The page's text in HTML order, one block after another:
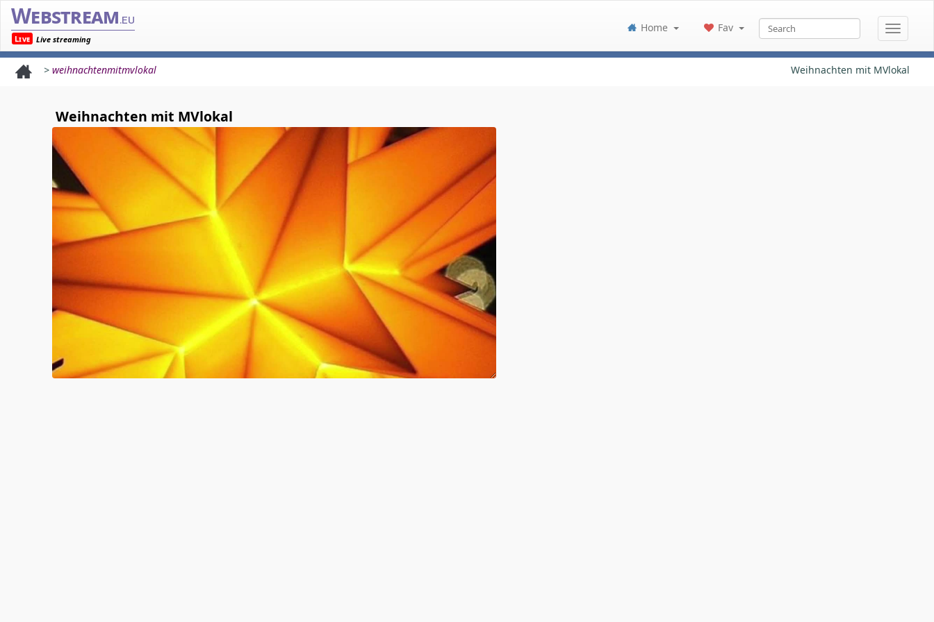
Webstream.eu
Live Live streaming
Home Fav
> weihnachtenmitmvlokal Weihnachten mit MVlokal
Weihnachten mit MVlokal